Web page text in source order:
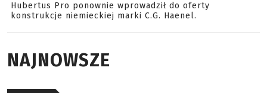
Hubertus Pro ponownie wprowadził do oferty
konstrukcje niemieckiej marki C.G. Haenel.
NAJNOWSZE